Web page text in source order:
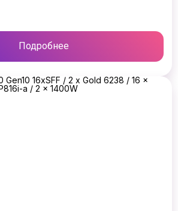
Подробнее